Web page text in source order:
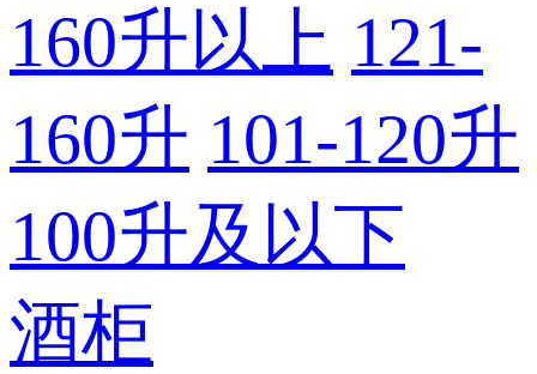
160升以上 121-
160升 101-120升
100升及以下
酒柜